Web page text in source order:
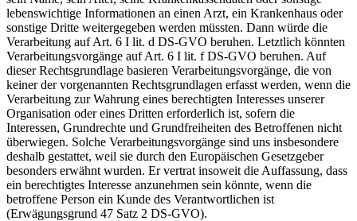
lebenswichtige Informationen an einen Arzt, ein Krankenhaus oder
sonstige Dritte weitergegeben werden müssten. Dann würde die
Verarbeitung auf Art. 6 I lit. d DS-GVO beruhen. Letztlich könnten
Verarbeitungsvorgänge auf Art. 6 I lit. f DS-GVO beruhen. Auf
dieser Rechtsgrundlage basieren Verarbeitungsvorgänge, die von
keiner der vorgenannten Rechtsgrundlagen erfasst werden, wenn die
Verarbeitung zur Wahrung eines berechtigten Interesses unserer
Organisation oder eines Dritten erforderlich ist, sofern die
Interessen, Grundrechte und Grundfreiheiten des Betroffenen nicht
überwiegen. Solche Verarbeitungsvorgänge sind uns insbesondere
deshalb gestattet, weil sie durch den Europäischen Gesetzgeber
besonders erwähnt wurden. Er vertrat insoweit die Auffassung, dass
ein berechtigtes Interesse anzunehmen sein könnte, wenn die
betroffene Person ein Kunde des Verantwortlichen ist
(Erwägungsgrund 47 Satz 2 DS-GVO).